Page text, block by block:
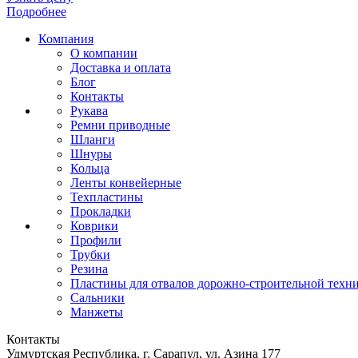
Подробнее
Компания
О компании
Доставка и оплата
Блог
Контакты
Рукава
Ремни приводные
Шланги
Шнуры
Кольца
Ленты конвейерные
Техпластины
Прокладки
Коврики
Профили
Трубки
Резина
Пластины для отвалов дорожно-строительной
Сальники
Манжеты
Контакты
Удмуртская Республика, г. Сарапул, ул. Азина 177